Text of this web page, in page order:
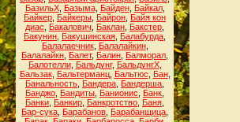
БазильХ, Базыма, Байден, Байкал,
Байкер Байкеры Байрон Байя кон
диас
Бакалович Баклан Бакстер
Бакунин Бакушинская Балабурда
Балалаечник, Балалайкин,
Балалайкн Балет, Балин Балморал
Балотелли, Бальдунг, БальдунгХ,
Бальзак, Бальтерманц, Бальтюс Бан,
Банальность Бандера Бандерша
Банджо Бандиты Банионис Банк
Банки Банкир Банкротство Баня
Бар-сука Барабанов Барабанщица